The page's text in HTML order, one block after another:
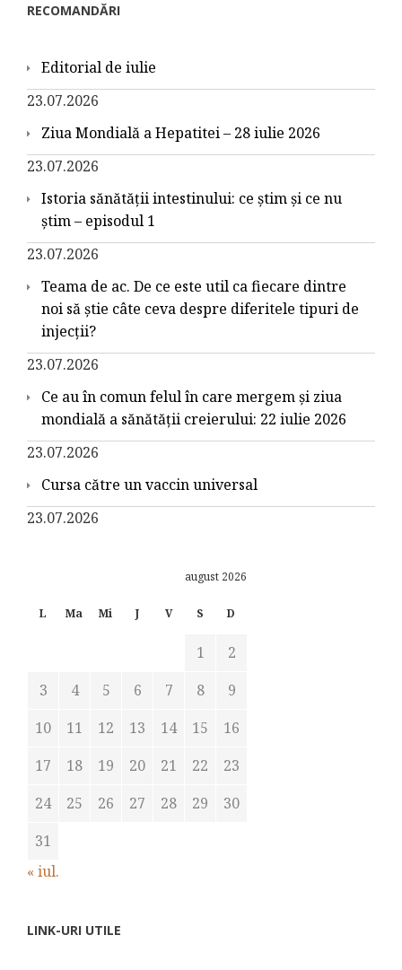
RECOMANDĂRI
Editorial de iulie
23.07.2026
Ziua Mondială a Hepatitei – 28 iulie 2026
23.07.2026
Istoria sănătății intestinului: ce știm și ce nu
știm – episodul 1
23.07.2026
Teama de ac. De ce este util ca fiecare dintre
noi să știe câte ceva despre diferitele tipuri de
injecții?
23.07.2026
Ce au în comun felul în care mergem și ziua
mondială a sănătății creierului: 22 iulie 2026
23.07.2026
Cursa către un vaccin universal
23.07.2026
august 2026
L Ma Mi J V S D
1
2
3
4 5 6 7 8
9
10
11 12 13 14 15
16
17
18 19 20 21 22
23
24
25 26 27 28 29
30
31
« iul.
LINK-URI UTILE